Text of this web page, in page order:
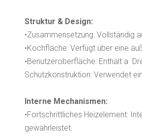
Struktur & Design:
•Zusammensetzung: Vollständig
•Kochfläche: Verfügt über eine
•Benutzeroberfläche: Enthält a
Schutzkonstruktion: Verwendet
Interne Mechanismen:
•Fortschrittliches Heizelement:
gewährleistet.